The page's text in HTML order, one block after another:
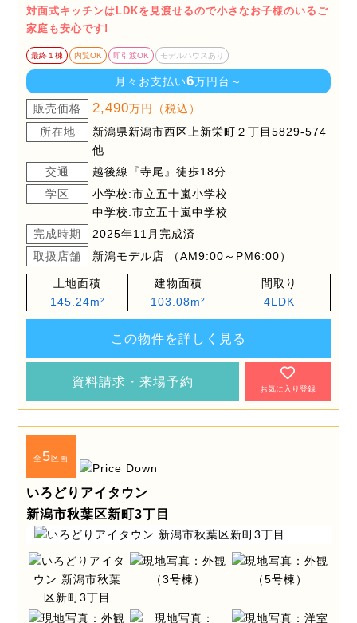
対面式キッチンはLDKを見渡せるので小さなお子様のいるご
家庭も安心です!
最終１棟 内覧OK 即引渡OK モデルハウスあり
月々お支払い6万円台～
販売価格 2,490万円（税込）
所在地
新潟県新潟市西区上新栄町２丁目5829-574
他
交通
越後線『寺尾』徒歩18分
学区
小学校:市立五十嵐小学校
中学校:市立五十嵐中学校
完成時期
2025年11月完成済
取扱店舗
新潟モデル店 （AM9:00～PM6:00）
土地面積
145.24m²
建物面積
103.08m²
間取り
4LDK
この物件を詳しく見る
資料請求・来場予約
お気に入り登録
全5区画
いろどりアイタウン
新潟市秋葉区新町3丁目